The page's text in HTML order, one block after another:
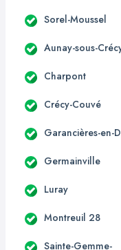
Sorel-Moussel
Aunay-sous-
Charpont
Crécy-Couvé
Garancières-en-
Germainville
Luray
Montreuil 28
Sainte-Gemme-